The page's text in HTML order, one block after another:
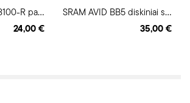
S
HIMANO SL-M3100-R pavarų rankenėlė
24,00 €
S
RAM AVID BB5 diskiniai stabdžiai
35,00 €